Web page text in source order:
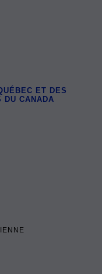
ET DES
DU CANADA